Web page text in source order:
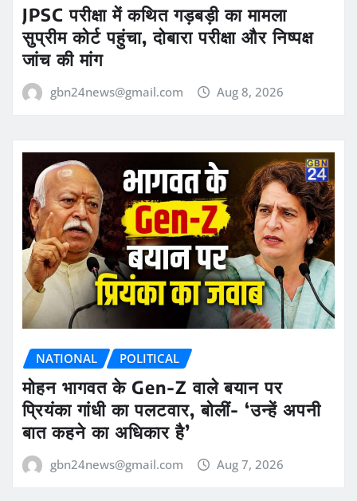
JPSC परीक्षा में कथित गड़बड़ी का मामला
सुप्रीम कोर्ट पहुंचा, दोबारा परीक्षा और निष्पक्ष
जांच की मांग
gbn24news@gmail.com Aug 8, 2026
NATIONAL POLITICAL
मोहन भागवत के Gen-Z वाले बयान पर
प्रियंका गांधी का पलटवार, बोलीं- ‘उन्हें अपनी
बात कहने का अधिकार है’
gbn24news@gmail.com Aug 7, 2026